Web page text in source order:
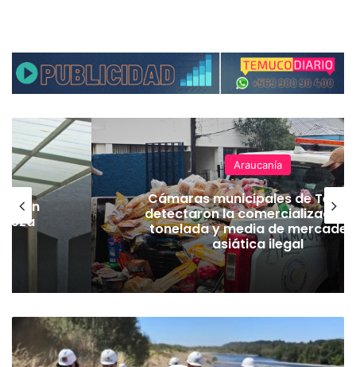
Araucanía
Cámaras municipales de
detectaron la comercialización
tonelada y media de
asiática ilegal
O
P